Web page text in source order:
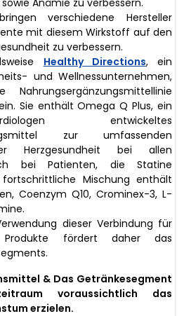
verschiedene Hersteller
mit diesem Wirkstoff auf den
zu verbessern.
Healthy Directions, ein
und Wellnessunternehmen,
Sie enthält Omega Q Plus, ein
entwickeltes
zur umfassenden
Herzgesundheit bei allen
bei Patienten, die Statine
Mischung enthält
Coenzym Q10, Crominex-3, L-
dieser Verbindung für
Produkte fördert daher das
& Das Getränkesegment
voraussichtlich das
erzielen.